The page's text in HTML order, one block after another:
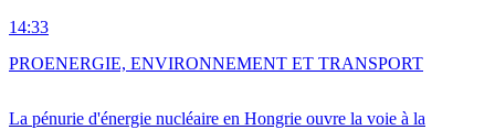
14:33
La pénurie d'énergie nucléaire en Hongrie ouvre la voie à la
PROENERGIE, ENVIRONNEMENT ET TRANSPORT